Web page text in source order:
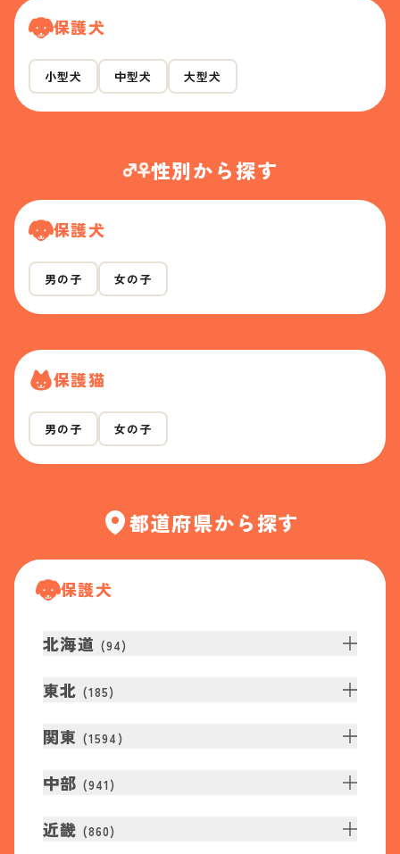
保護犬
小型犬 中型犬 大型犬
性別から探す
保護犬
男の子 女の子
保護猫
男の子 女の子
都道府県から探す
保護犬
北海道 (94)
東北 (185)
関東 (1594 )
中部 (941 )
近畿 (860)